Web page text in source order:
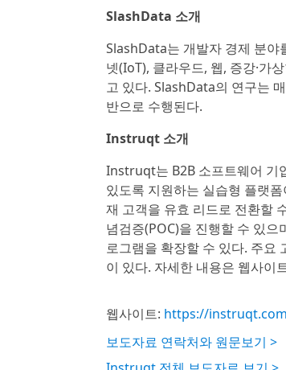
SlashData 소개
SlashData는 개발자 경제 분야
넷(IoT), 클라우드, 웹, 증강·가
고 있다. SlashData의 연구는
반으로 수행된다.
Instruqt 소개
Instruqt는 B2B 소프트웨어 기
있도록 지원하는 실습형 플랫
재 고객을 유효 리드로 전환할
념검증(POC)을 진행할 수 있
로그램을 확장할 수 있다. 주
이 있다. 자세한 내용은 웹사이
웹사이트: https://
보도자료 연락처와 원문보기 >